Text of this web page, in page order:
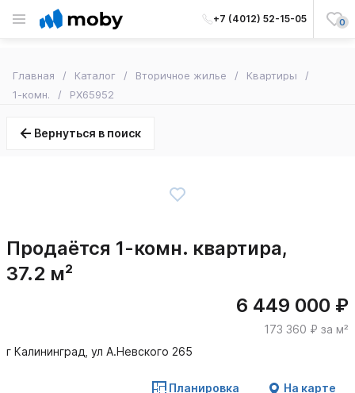
+7 (4012) 52-15-05 0
Главная Каталог Вторичное жилье
Квартиры
1-комн.
PX65952
Вернуться в поиск
Продаётся 1-комн. квартира,
37.2 м²
6 449 000 ₽
173 360 ₽ за м²
г Калининград, ул А.Невского 265
Планировка На карте